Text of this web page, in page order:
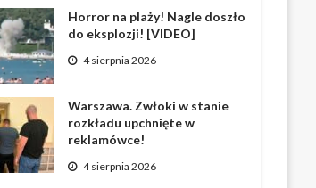
Horror na plaży! Nagle doszło
do eksplozji! [VIDEO]
4 sierpnia 2026
Warszawa. Zwłoki w stanie
rozkładu upchnięte w
reklamówce!
4 sierpnia 2026